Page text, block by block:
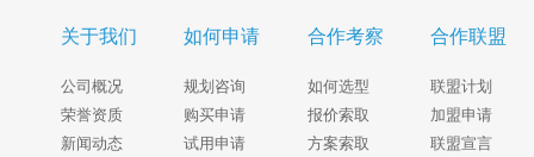
关于我们
公司概况
荣誉资质
新闻动态
如何申请
规划咨询
购买申请
试用申请
合作考察
如何选型
报价索取
方案索取
合作联盟
联盟计划
加盟申请
联盟宣言